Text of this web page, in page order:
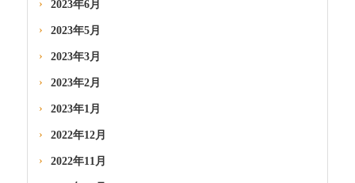
2023年6月
2023年5月
2023年3月
2023年2月
2023年1月
2022年12月
2022年11月